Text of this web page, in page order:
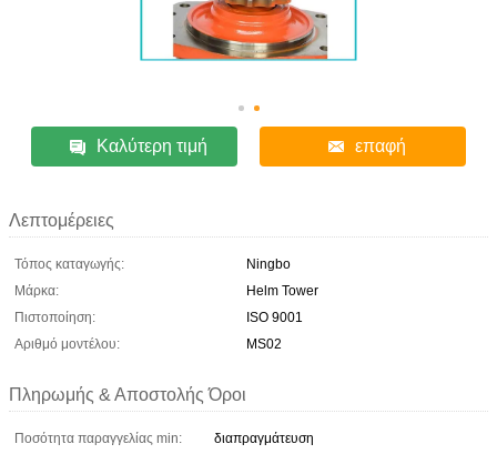
Καλύτερη τιμή επαφή
Λεπτομέρειες
Τόπος καταγωγής:
Ningbo
Μάρκα:
Helm Tower
Πιστοποίηση:
ISO 9001
Αριθμό μοντέλου:
MS02
Πληρωμής & Αποστολής Όροι
Ποσότητα παραγγελίας min:
διαπραγμάτευση